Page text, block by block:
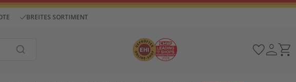
BREITES SORTIMENT